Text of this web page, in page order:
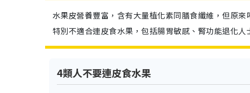
水果皮營養豐富，含有大量植化素同膳食纖維，但原
特別不適合連皮食水果，包括腸胃敏感、腎功能退化人
4類人不要連皮食水果